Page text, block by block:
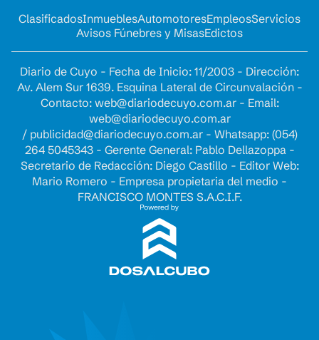
ClasificadosInmueblesAutomotoresEmpleosServicios
Avisos Fúnebres y MisasEdictos
Diario de Cuyo - Fecha de Inicio: 11/2003 - Dirección:
Av. Alem Sur 1639. Esquina Lateral de Circunvalación -
Contacto: web@diariodecuyo.com.ar- Email:
web@diariodecuyo.com.ar
/ publicidad@diariodecuyo.com.ar- Whatsapp: (054)
264 5045343 - Gerente General: Pablo Dellazoppa -
Secretario de Redacción: Diego Castillo - Editor Web:
Mario Romero - Empresa propietaria del medio -
FRANCISCO MONTES S.A.C.I.F.